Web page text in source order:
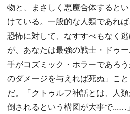
物と、まさしく悪魔合体すると
けている。一般的な人類であれ
恐怖に対して、なすすべもなく
が、あなたは最強の戦士・ドゥ
手がコズミック・ホラーであろ
のダメージを与えれば死ぬ」こ
だ。「クトゥルフ神話とは、人
倒されるという構図が大事で...…